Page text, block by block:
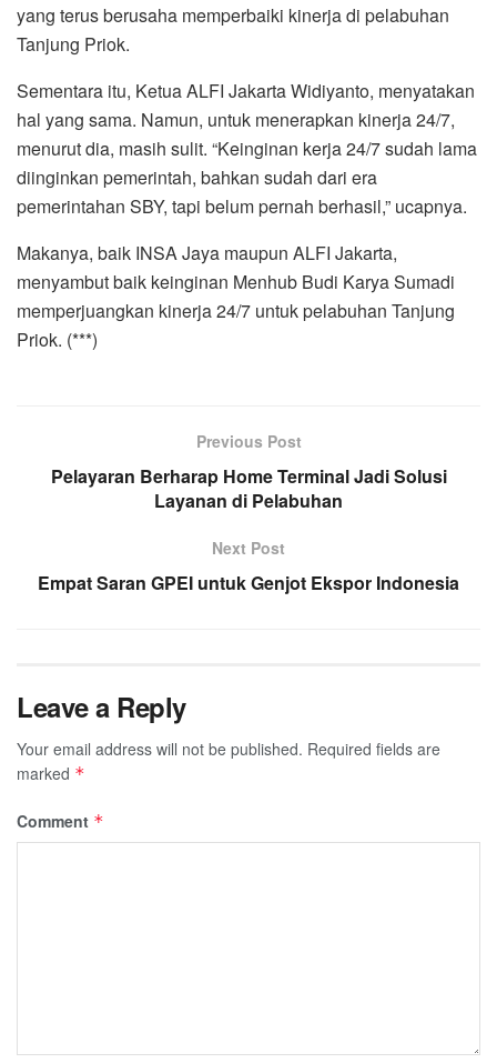
yang terus berusaha memperbaiki kinerja di pelabuhan
Tanjung Priok.
Sementara itu, Ketua ALFI Jakarta Widiyanto, menyatakan
hal yang sama. Namun, untuk menerapkan kinerja 24/7,
menurut dia, masih sulit. “Keinginan kerja 24/7 sudah lama
diinginkan pemerintah, bahkan sudah dari era
pemerintahan SBY, tapi belum pernah berhasil,” ucapnya.
Makanya, baik INSA Jaya maupun ALFI Jakarta,
menyambut baik keinginan Menhub Budi Karya Sumadi
memperjuangkan kinerja 24/7 untuk pelabuhan Tanjung
Priok. (***)
Previous Post
Pelayaran Berharap Home Terminal Jadi Solusi
Layanan di Pelabuhan
Next Post
Empat Saran GPEI untuk Genjot Ekspor Indonesia
Leave a Reply
Your email address will not be published. Required fields are
marked *
Comment *